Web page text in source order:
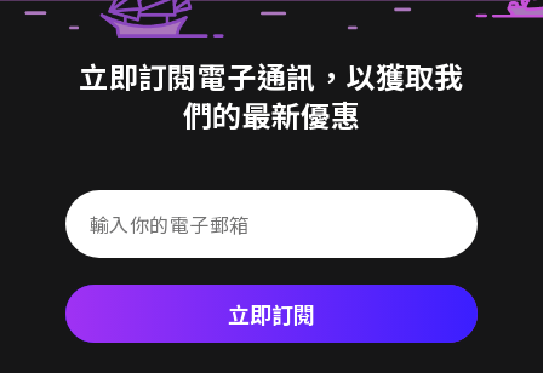
立即訂閱電子通訊，以獲取我
們的最新優惠
立即訂閱